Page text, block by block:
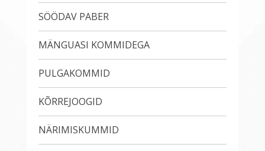
SÖÖDAV PABER
MÄNGUASI KOMMIDEGA
PULGAKOMMID
KÕRREJOOGID
NÄRIMISKUMMID